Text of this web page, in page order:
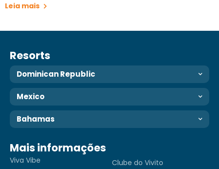
Leia mais
Resorts
Dominican Republic
Mexico
Bahamas
Mais informações
Viva Vibe
Clube do Vivito